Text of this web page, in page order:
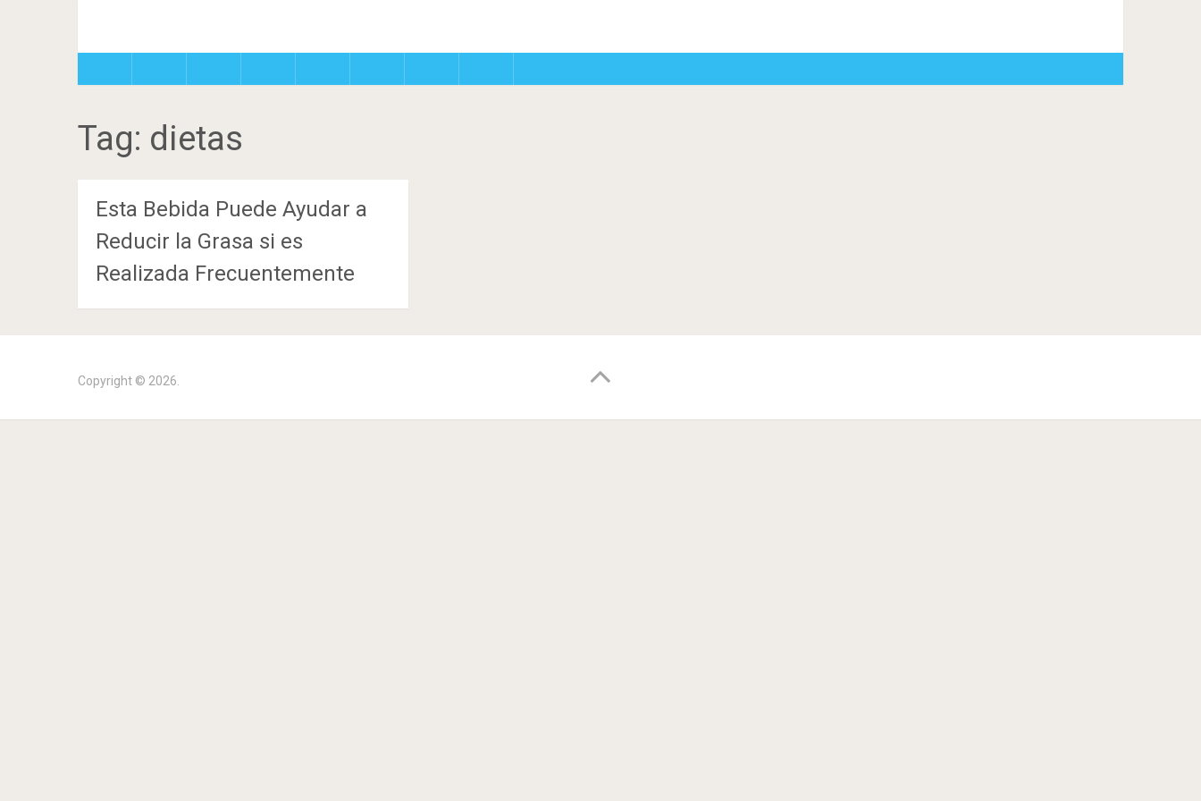
Tag: dietas
Esta Bebida Puede Ayudar a
Reducir la Grasa si es
Realizada Frecuentemente
Copyright © 2026.